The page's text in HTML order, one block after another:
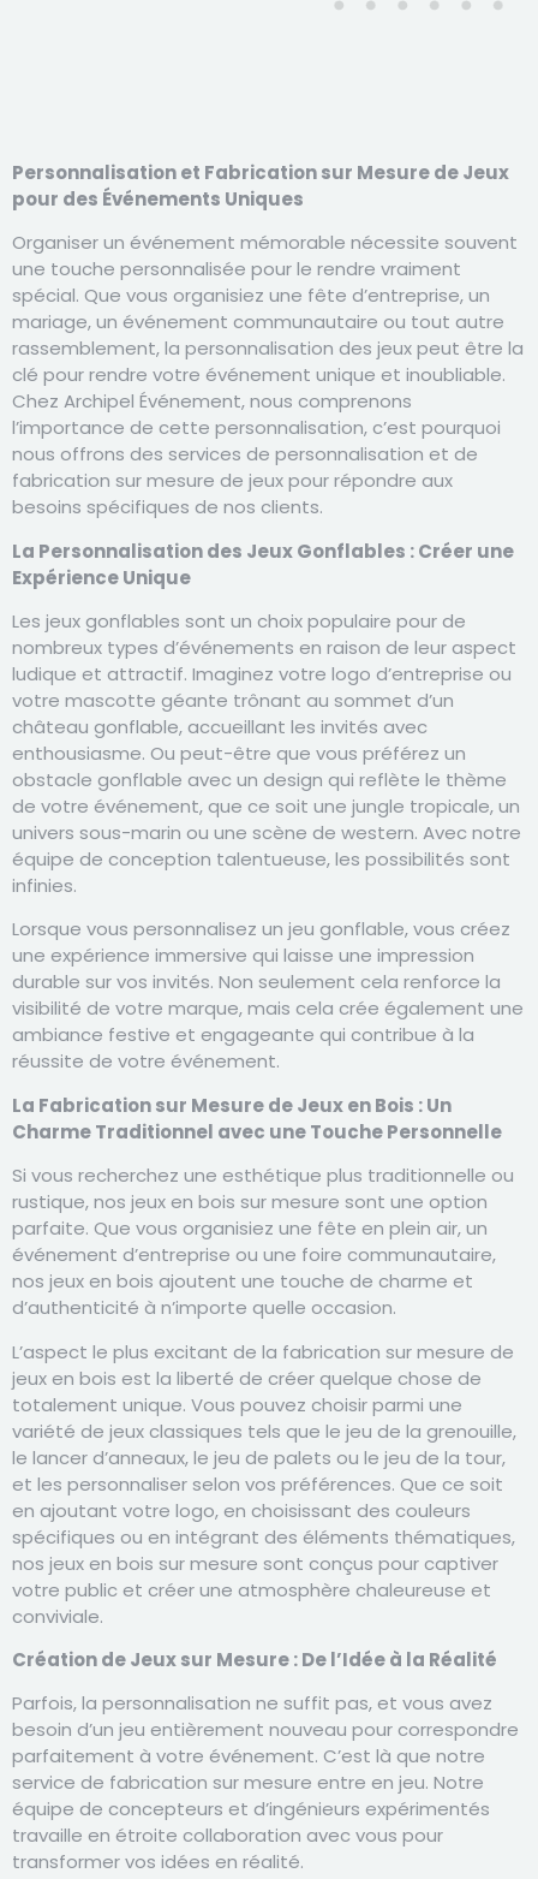
Personnalisation et Fabrication sur Mesure de Jeux
pour des Événements Uniques
Organiser un événement mémorable nécessite souvent
une touche personnalisée pour le rendre vraiment
spécial. Que vous organisiez une fête d’entreprise, un
mariage, un événement communautaire ou tout autre
rassemblement, la personnalisation des jeux peut être la
clé pour rendre votre événement unique et inoubliable.
Chez Archipel Événement, nous comprenons
l’importance de cette personnalisation, c’est pourquoi
nous offrons des services de personnalisation et de
fabrication sur mesure de jeux pour répondre aux
besoins spécifiques de nos clients.
La Personnalisation des Jeux Gonflables : Créer une
Expérience Unique
Les jeux gonflables sont un choix populaire pour de
nombreux types d’événements en raison de leur aspect
ludique et attractif. Imaginez votre logo d’entreprise ou
votre mascotte géante trônant au sommet d’un
château gonflable, accueillant les invités avec
enthousiasme. Ou peut-être que vous préférez un
obstacle gonflable avec un design qui reflète le thème
de votre événement, que ce soit une jungle tropicale, un
univers sous-marin ou une scène de western. Avec notre
équipe de conception talentueuse, les possibilités sont
infinies.
Lorsque vous personnalisez un jeu gonflable, vous créez
une expérience immersive qui laisse une impression
durable sur vos invités. Non seulement cela renforce la
visibilité de votre marque, mais cela crée également une
ambiance festive et engageante qui contribue à la
réussite de votre événement.
La Fabrication sur Mesure de Jeux en Bois : Un
Charme Traditionnel avec une Touche Personnelle
Si vous recherchez une esthétique plus traditionnelle ou
rustique, nos jeux en bois sur mesure sont une option
parfaite. Que vous organisiez une fête en plein air, un
événement d’entreprise ou une foire communautaire,
nos jeux en bois ajoutent une touche de charme et
d’authenticité à n’importe quelle occasion.
L’aspect le plus excitant de la fabrication sur mesure de
jeux en bois est la liberté de créer quelque chose de
totalement unique. Vous pouvez choisir parmi une
variété de jeux classiques tels que le jeu de la grenouille,
le lancer d’anneaux, le jeu de palets ou le jeu de la tour,
et les personnaliser selon vos préférences. Que ce soit
en ajoutant votre logo, en choisissant des couleurs
spécifiques ou en intégrant des éléments thématiques,
nos jeux en bois sur mesure sont conçus pour captiver
votre public et créer une atmosphère chaleureuse et
conviviale.
Création de Jeux sur Mesure : De l’Idée à la Réalité
Parfois, la personnalisation ne suffit pas, et vous avez
besoin d’un jeu entièrement nouveau pour correspondre
parfaitement à votre événement. C’est là que notre
service de fabrication sur mesure entre en jeu. Notre
équipe de concepteurs et d’ingénieurs expérimentés
travaille en étroite collaboration avec vous pour
transformer vos idées en réalité.